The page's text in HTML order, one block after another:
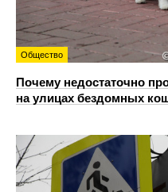
Общество
Почему недостаточно
на улицах бездомных